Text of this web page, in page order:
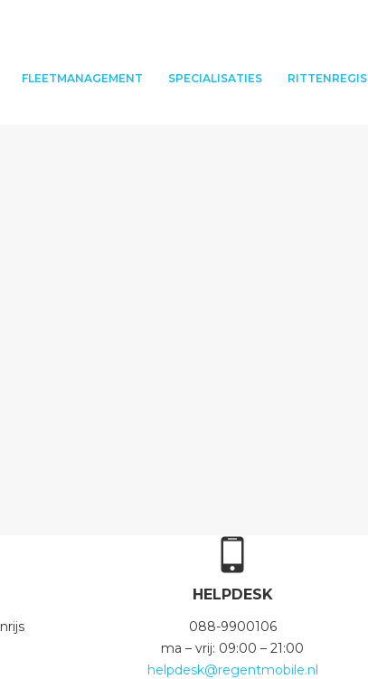
FLEETMANAGEMENT SPECIALISATIES
HELPDESK
088-9900106
ma – vrij: 09:00 – 21:00
helpdesk@regentmobile.nl